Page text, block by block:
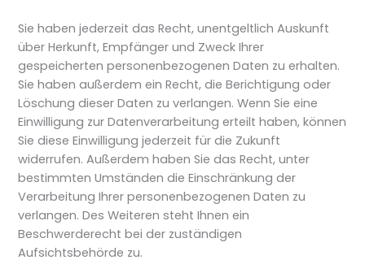
Sie haben jederzeit das Recht, unentgeltlich Auskunft
über Herkunft, Empfänger und Zweck Ihrer
gespeicherten personenbezogenen Daten zu erhalten.
Sie haben außerdem ein Recht, die Berichtigung oder
Löschung dieser Daten zu verlangen. Wenn Sie eine
Einwilligung zur Datenverarbeitung erteilt haben, können
Sie diese Einwilligung jederzeit für die Zukunft
widerrufen. Außerdem haben Sie das Recht, unter
bestimmten Umständen die Einschränkung der
Verarbeitung Ihrer personenbezogenen Daten zu
verlangen. Des Weiteren steht Ihnen ein
Beschwerderecht bei der zuständigen
Aufsichtsbehörde zu.